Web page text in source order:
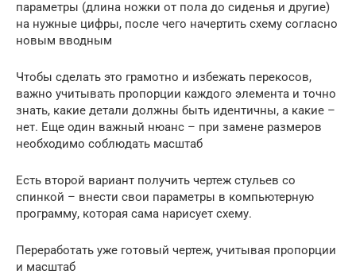
параметры (длина ножки от пола до сиденья и другие)
на нужные цифры, после чего начертить схему согласно
новым вводным
Чтобы сделать это грамотно и избежать перекосов,
важно учитывать пропорции каждого элемента и точно
знать, какие детали должны быть идентичны, а какие –
нет. Еще один важный нюанс – при замене размеров
необходимо соблюдать масштаб
Есть второй вариант получить чертеж стульев со
спинкой – внести свои параметры в компьютерную
программу, которая сама нарисует схему.
Переработать уже готовый чертеж, учитывая пропорции
и масштаб